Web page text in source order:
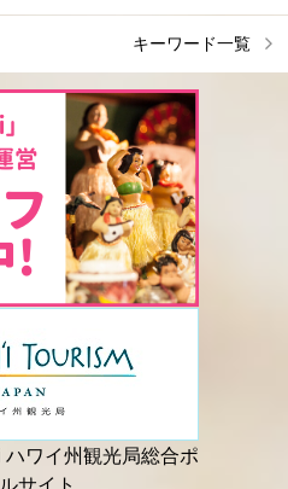
キーワード一覧